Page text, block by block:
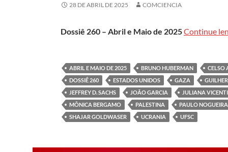
28 DE ABRIL DE 2025 COMCIENCIA
Dossiê 260 – Abril e Maio de 2025Continue
ABRIL E MAIO DE 2025 BRUNO HUBERMAN CELSO
DOSSIÊ 260
ESTADOS UNIDOS GAZA
JEFFREY D. SACHS
JOÃO GARCIA JULIANA
MÔNICA BERGAMO
PALESTINA PAULO NOGUEIRA
SHAJAR GOLDWASER
UCRANIA UFSC